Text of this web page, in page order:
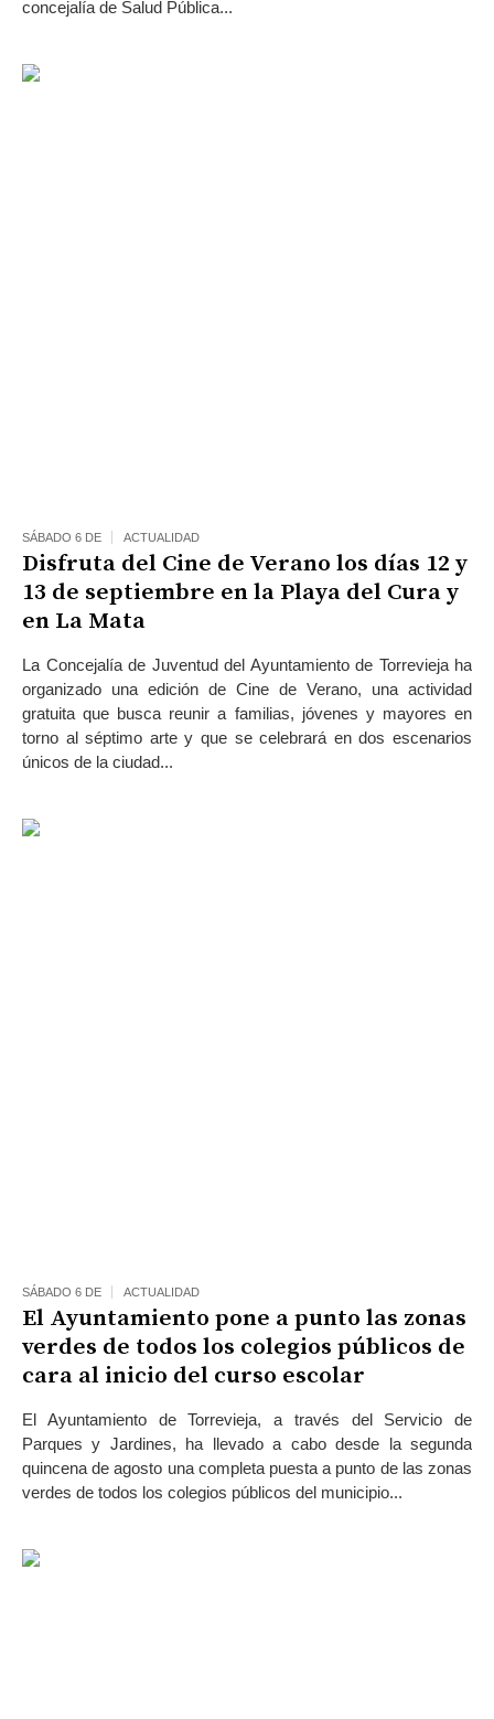
concejalía de Salud Pública...
SÁBADO 6 DE ACTUALIDAD
Disfruta del Cine de Verano los días 12 y
13 de septiembre en la Playa del Cura y
en La Mata
La Concejalía de Juventud del Ayuntamiento de Torrevieja ha
organizado una edición de Cine de Verano, una actividad
gratuita que busca reunir a familias, jóvenes y mayores en
torno al séptimo arte y que se celebrará en dos escenarios
únicos de la ciudad...
SÁBADO 6 DE ACTUALIDAD
El Ayuntamiento pone a punto las zonas
verdes de todos los colegios públicos de
cara al inicio del curso escolar
El Ayuntamiento de Torrevieja, a tra­vés del Servicio de
Parques y Jardines, ha llevado a cabo desde la segunda
quincena de agosto una completa pues­ta a punto de las zonas
verdes de todos los colegios públicos del municipio...